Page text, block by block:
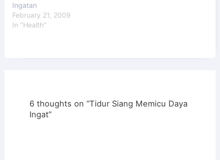
Ingatan
February 21, 2009
In "Health"
6 thoughts on “Tidur Siang Memicu Daya
Ingat”